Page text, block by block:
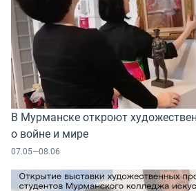
В Мурманске откроют
о войне и мире
07.05—08.06